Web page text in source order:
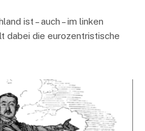
ist – auch – im linken
dabei die eurozentristische